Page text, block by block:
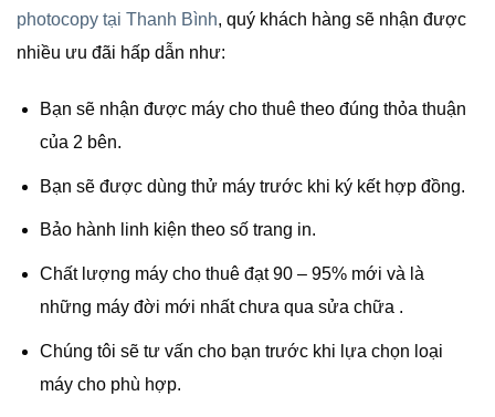
photocopy tại Thanh Bình, quý khách hàng sẽ nhận được
nhiều ưu đãi hấp dẫn như:
Bạn sẽ nhận được máy cho thuê theo đúng thỏa thuận
của 2 bên.
Bạn sẽ được dùng thử máy trước khi ký kết hợp đồng.
Bảo hành linh kiện theo số trang in.
Chất lượng máy cho thuê đạt 90 – 95% mới và là
những máy đời mới nhất chưa qua sửa chữa .
Chúng tôi sẽ tư vấn cho bạn trước khi lựa chọn loại
máy cho phù hợp.